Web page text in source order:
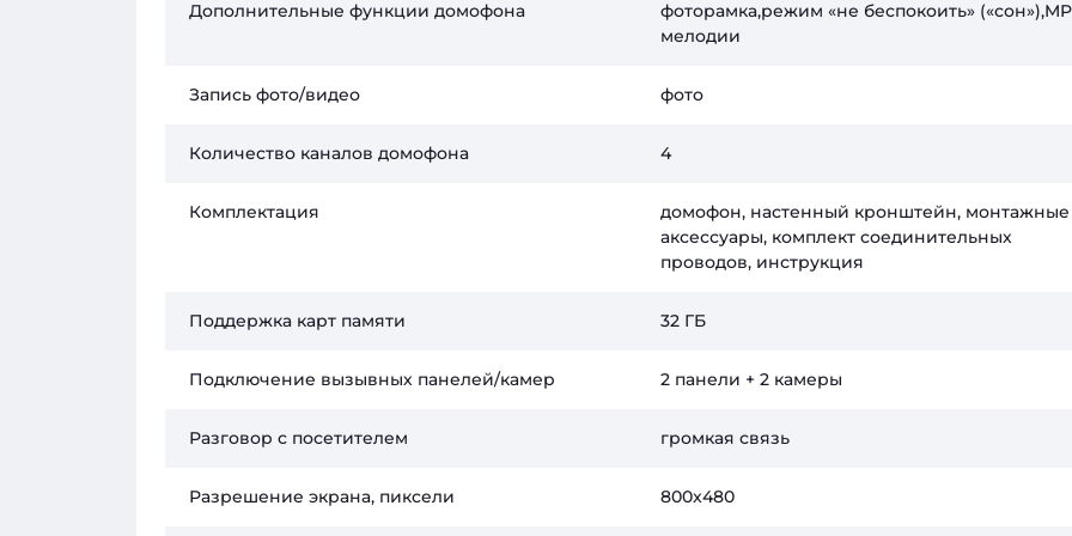
Дополнительные функции домофона
фоторамка,режим «не беспокоить»
мелодии
Запись фото/видео фото
Количество каналов домофона 4
Комплектация
домофон, настенный кронштейн, монтажные
аксессуары, комплект соединительных
проводов, инструкция
Поддержка карт памяти 32 ГБ
Подключение вызывных панелей/камер 2 панели + 2 камеры
Разговор с посетителем громкая связь
Разрешение экрана, пиксели 800x480